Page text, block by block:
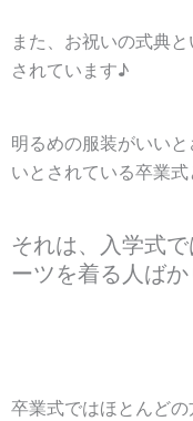
また、お祝いの式典
されています♪
明るめの服装がいい
いとされている卒業式
それは、入学式
ーツを着る人ばか
卒業式ではほとんど